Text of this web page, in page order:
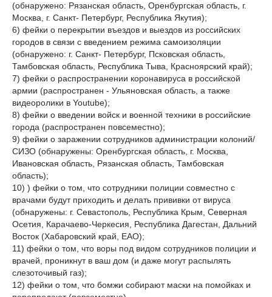
(обнаружено: Рязанская область, Оренбургская область, г.
Москва, г. Санкт- Петербург, Республика Якутия);
6) фейки о перекрытии въездов и выездов из российских
городов в связи с введением режима самоизоляции
(обнаружено: г. Санкт- Петербург, Псковская область,
Тамбовская область, Республика Тыва, Красноярский край);
7) фейки о распространении коронавируса в российской
армии (распространен - Ульяновская область, а также
видеоролики в Youtube);
8) фейки о введении войск и военной техники в российские
города (распространен повсеместно);
9) фейки о заражении сотрудников администрации колоний/
СИЗО (обнаружены: Оренбургская область, г. Москва,
Ивановская область, Рязанская область, Тамбовская
область);
10) ) фейки о том, что сотрудники полиции совместно с
врачами будут приходить и делать прививки от вируса
(обнаружены: г. Севастополь, Республика Крым, Северная
Осетия, Карачаево-Черкесия, Республика Дагестан, Дальний
Восток (Хабаровский край, ЕАО);
11) фейки о том, что воры под видом сотрудников полиции и
врачей, проникнут в ваш дом (и даже могут распылять
слезоточивый газ);
12) фейки о том, что бомжи собирают маски на помойках и